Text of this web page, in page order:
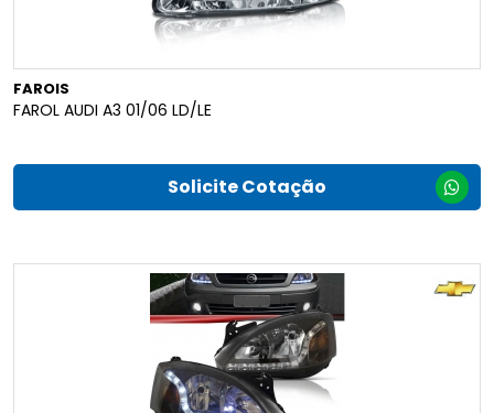
FAROIS
FAROL AUDI A3 01/06 LD/LE
Solicite Cotação